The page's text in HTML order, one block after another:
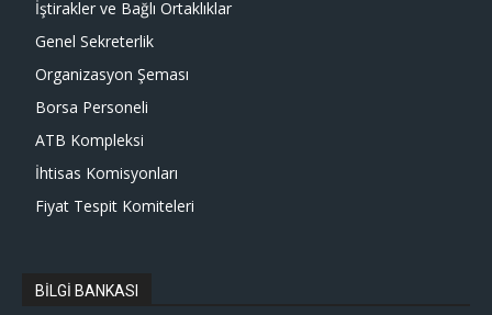
İştirakler ve Bağlı Ortaklıklar
Genel Sekreterlik
Organizasyon Şeması
Borsa Personeli
ATB Kompleksi
İhtisas Komisyonları
Fiyat Tespit Komiteleri
BİLGİ BANKASI